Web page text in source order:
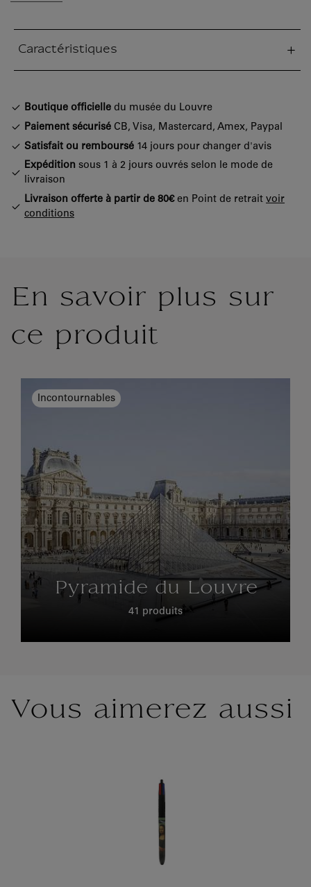
Caractéristiques
Boutique officielle du musée du Louvre
Paiement sécurisé CB, Visa, Mastercard, Amex, Paypal
Satisfait ou remboursé 14 jours pour changer d'avis
Expédition sous 1 à 2 jours ouvrés selon le mode de
livraison
Livraison offerte à partir de 80€en Point de retrait voir
conditions
Vous aimerez aussi
En savoir plus sur
ce produit
Incontournables
Pyramide du Louvre
41 produits